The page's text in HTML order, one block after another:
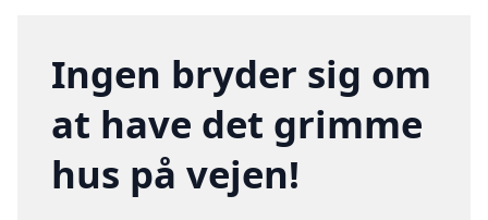
Ingen bryder sig om
at have det grimme
hus på vejen!